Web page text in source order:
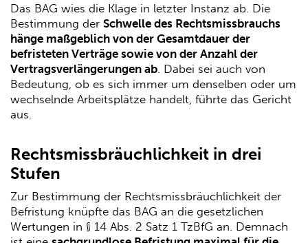
Das BAG wies die Klage in letzter Instanz ab. Die
Bestimmung der Schwelle des Rechtsmissbrauchs
hänge maßgeblich von der Gesamtdauer der
befristeten Verträge sowie von der Anzahl der
Vertragsverlängerungen ab . Dabei sei auch von
Bedeutung, ob es sich immer um denselben oder um
wechselnde Arbeitsplätze handelt, führte das Gericht
aus.
Rechtsmissbräuchlichkeit in drei
Stufen
Zur Bestimmung der Rechtsmissbräuchlichkeit der
Befristung knüpfte das BAG an die gesetzlichen
Wertungen in § 14 Abs. 2 Satz 1 TzBfG an. Demnach